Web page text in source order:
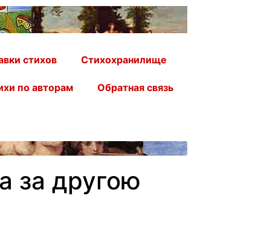
стихов Стихохранилище
по авторам Обратная связь
за другою